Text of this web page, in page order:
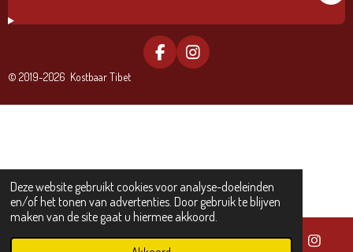
Deze website gebruikt cookies voor analyse-doeleinden
en/of het tonen van advertenties. Door gebruik te blijven
maken van de site gaat u hiermee akkoord.
F
A
E
I
N
T
M
© 2019-2026 Kostbaar Tibet